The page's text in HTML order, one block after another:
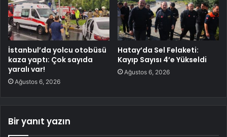
İstanbul’da yolcu otobüsü
kaza yaptı: Çok sayıda
yaralı var!
Ağustos 6, 2026
Hatay’da Sel Felaketi:
Kayıp Sayısı 4’e Yükseldi
Ağustos 6, 2026
Bir yanıt yazın